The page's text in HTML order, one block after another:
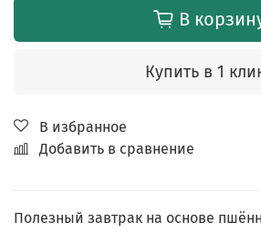
В
Купить в 1
В избранное
Добавить в сравнение
Полезный завтрак на основе